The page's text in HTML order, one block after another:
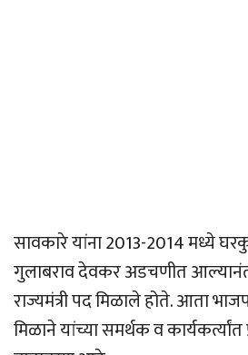
सावकारे यांना 2013-2014 मध्ये
गुलाबराव देवकर अडचणीत
राज्यमंत्री पद मिळाले होते. आता
मिळाने यांच्या समर्थक व